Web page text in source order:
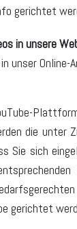
gerichtet
in unsere
in unser
die unter
sich
gerichtet